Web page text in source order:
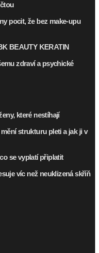
pocit, že bez make-upu
BEAUTY KERATIN
zdraví a psychické
které nestíhají
strukturu pleti a jak ji v
se vyplatí připlatit
víc než neuklizená skříň